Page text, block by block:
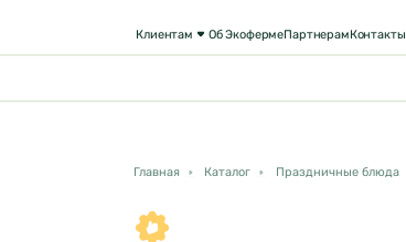
Клиентам Об ЭкофермеПартнерамКонтакты
Главная Каталог Праздничные блюда